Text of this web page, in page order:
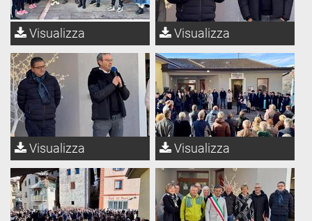
Visualizza Visualizza
Visualizza Visualizza